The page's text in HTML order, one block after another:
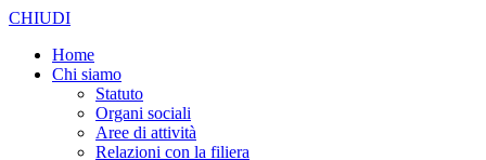
CHIUDI
Home
Chi siamo
Statuto
Organi sociali
Aree di attività
Relazioni con la filiera